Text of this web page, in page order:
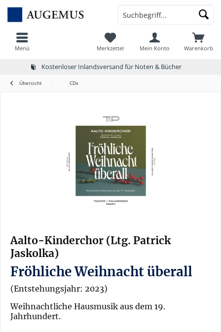
Kostenloser Inlandsversand für Noten & Bücher
Menü Warenkorb
Merkzettel Mein Konto
Übersicht CDs
Aalto-Kinderchor (Ltg. Patrick
Jaskolka)
Fröhliche Weihnacht überall
(Entstehungsjahr: 2023)
Weihnachtliche Hausmusik aus dem 19.
Jahrhundert.